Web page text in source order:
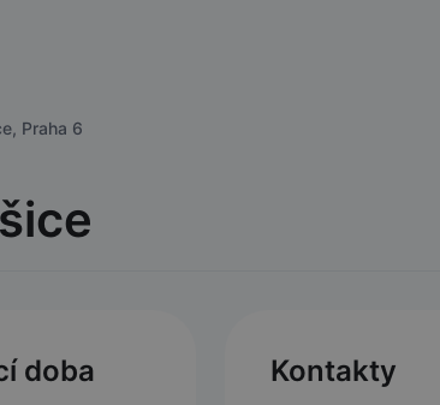
Praha 6
doba Kontakty